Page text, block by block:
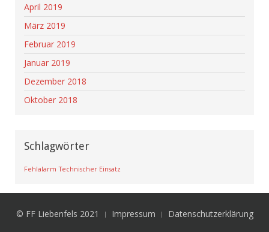
April 2019
März 2019
Februar 2019
Januar 2019
Dezember 2018
Oktober 2018
Schlagwörter
Fehlalarm Technischer Einsatz
© FF Liebenfels 2021 Impressum Datenschutzerklärung